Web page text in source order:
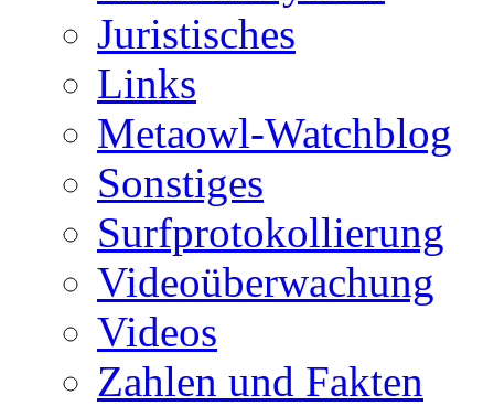
Juristisches
Links
Metaowl-Watchblog
Sonstiges
Surfprotokollierung
Videoüberwachung
Videos
Zahlen und Fakten